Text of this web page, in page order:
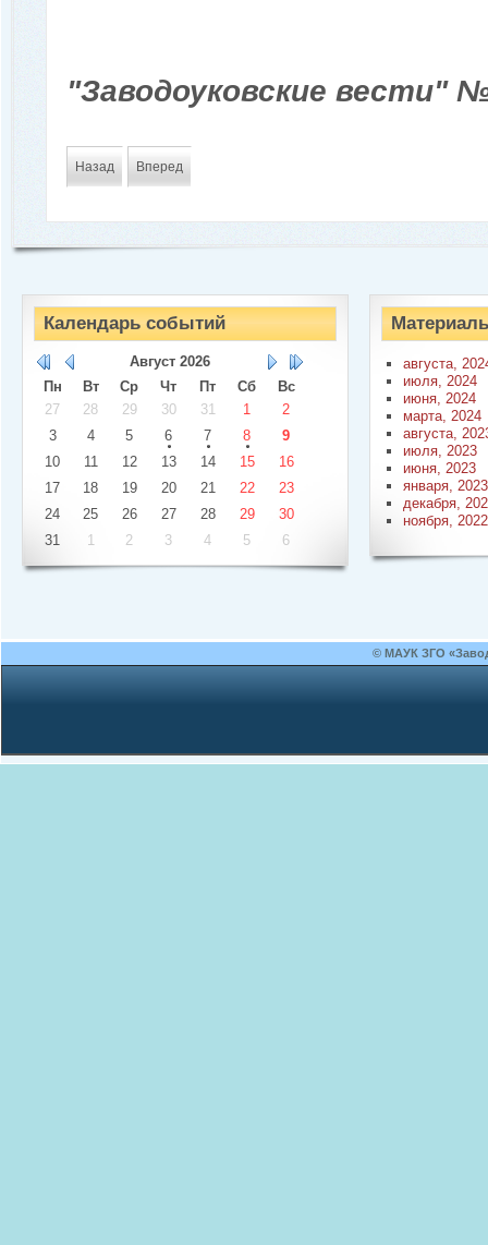
"Заводоуковские вести"
Назад Вперед
Календарь событий
Август 2026
Пн
Вт Ср Чт Пт Сб
Вс
27
28 29 30 31 1
2
3
4 5 6 7 8
9
10
11 12 13 14 15
16
17
18 19 20 21 22
23
24
25 26 27 28 29
30
31
1 2 3 4 5 6
августа,
июля, 2024
июня, 2024
марта, 2024
августа,
июля, 2023
июня, 2023
января, 2023
декабря,
ноября, 2022
© МАУК ЗГО